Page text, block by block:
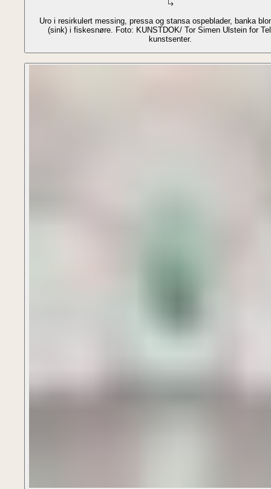
Uro i resirkulert messing, pressa og stansa ospeblader, banka
(sink) i fiskesnøre. Foto: KUNSTDOK/ Tor Simen Ulstein for
kunstsenter.